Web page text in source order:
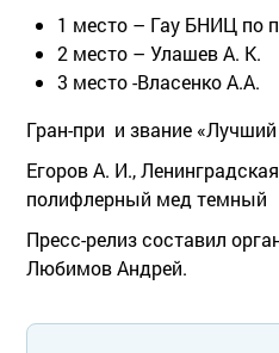
1 место – Гау БНИЦ по
2 место – Улашев А. К.
3 место -Власенко А.А.
Гран-при и звание
Егоров А. И.,
полифлерный мед темный
Пресс-релиз составил
Любимов Андрей.